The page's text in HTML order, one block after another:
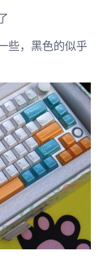
些，黑色的似乎